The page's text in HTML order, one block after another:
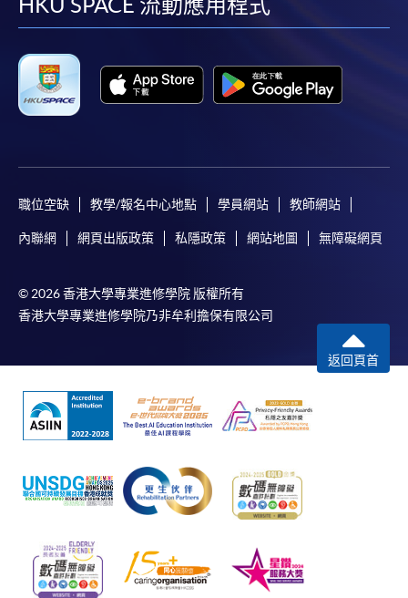
facebook
youtube
linkedin
HKU SPACE 流動應用程式
職位空缺 教學/報名中心地點 學員網站 教師網站
內聯網 網頁出版政策 私隱政策 網站地圖 無障礙網頁
© 2026 香港大學專業進修學院 版權所有
香港大學專業進修學院乃非牟利擔保有限公司
返回頁首